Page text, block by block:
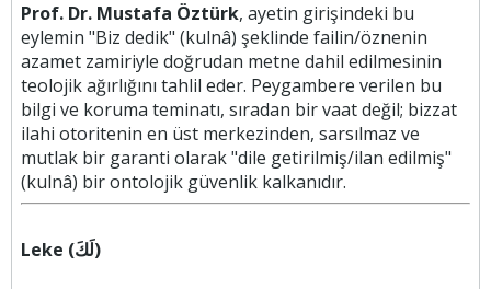
Prof. Dr. Mustafa Öztürk, ayetin girişindeki bu
eylemin "Biz dedik" (kulnâ) şeklinde failin/öznenin
azamet zamiriyle doğrudan metne dahil edilmesinin
teolojik ağırlığını tahlil eder. Peygambere verilen bu
bilgi ve koruma teminatı, sıradan bir vaat değil; bizzat
ilahi otoritenin en üst merkezinden, sarsılmaz ve
mutlak bir garanti olarak "dile getirilmiş/ilan edilmiş"
(kulnâ) bir ontolojik güvenlik kalkanıdır.
Leke (لَكَ)